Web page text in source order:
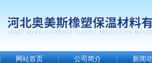
网站首页 公司简介 新闻